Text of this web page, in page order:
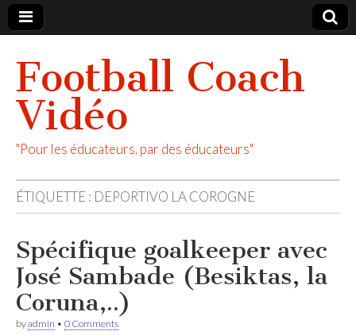
Football Coach
Vidéo
"Pour les éducateurs, par des éducateurs"
ÉTIQUETTE : DEPORTIVO LA COROGNE
Spécifique goalkeeper avec
José Sambade (Besiktas, la
Coruna,..)
byadmin • 0 Comments